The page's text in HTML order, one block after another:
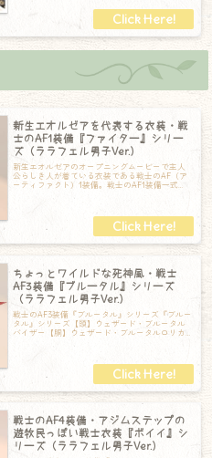
新生エオルゼアを代表する衣装・戦
士のAF1装備『ファイター』シリー
ズ（ララフェル男子Ver.）
新生エオルゼアのオープニングムービーで主人
公らしき人が着ている衣装である戦士のAF（ア
ーティファクト）1装備。戦士のAF1装備一式
ちょっとワイルドな死神風・戦士
AF3装備『ブルータル』シリーズ
（ララフェル男子Ver.）
戦士のAF3装備『ブルータル』シリーズ『ブルー
タル』シリーズ【頭】ウェザード・ブルータル
バイザー【胴】ウェザード・ブルータルロリカ
戦士のAF4装備・アジムステップの
遊牧民っぽい戦士衣装『ボイイ』シ
リーズ（ララフェル男子Ver.）